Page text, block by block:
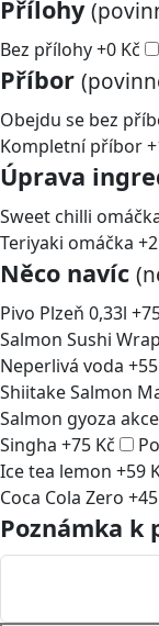
Přílohy
Bez přílohy+0 Kč
Příbor
Obejdu se bez
Kompletní příbor+
Úprava
Sweet chilli
Teriyaki omáčka +
Něco navíc
Pivo Plzeň 0,33l +
Salmon Sushi Wrap
Neperlivá voda +55
Shiitake Salmon
Salmon gyoza akce
Singha +75 Kč
Ice tea lemon +59
Coca Cola Zero +45
Poznámka k